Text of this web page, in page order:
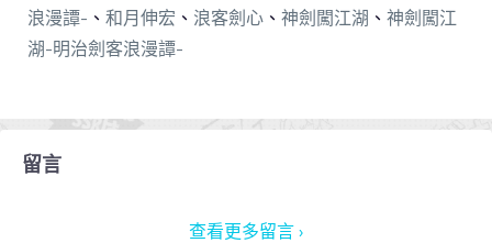
浪漫譚- 、 和月伸宏 、 浪客劍心 、 神劍闖江湖 、 神劍闖江
湖-明治劍客浪漫譚-
留言
查看更多留言 ›